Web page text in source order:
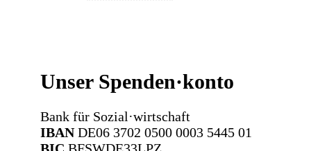
Unser Spenden·konto
Bank für Sozial·wirtschaft
IBANDE06 3702 0500 0003 5445 01